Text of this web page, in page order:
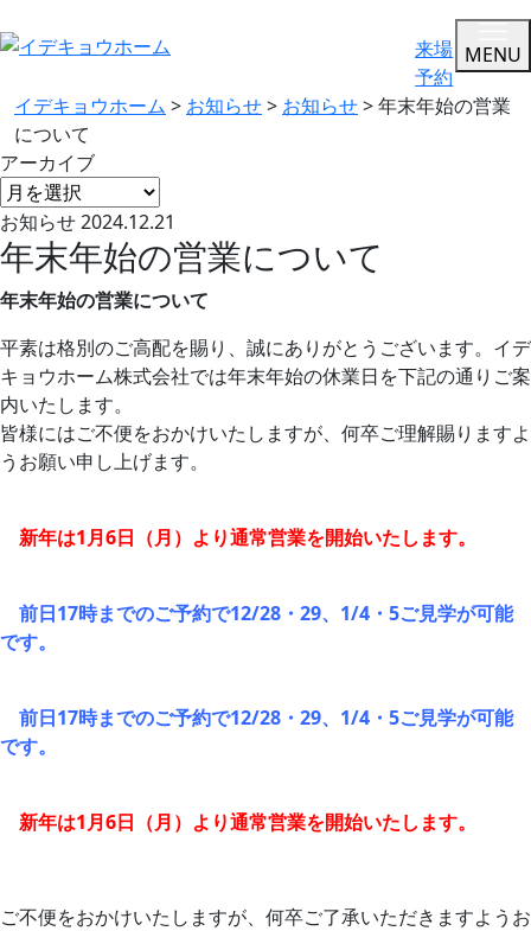
来場
予約
MENU
イデキョウホーム > お知らせ> お知らせ>年末年始の営業
について
アーカイブ
お知らせ2024.12.21
年末年始の営業について
年末年始の営業について
平素は格別のご高配を賜り、誠にありがとうございます。イデ
キョウホーム株式会社では年末年始の休業日を下記の通りご案
内いたします。
皆様にはご不便をおかけいたしますが、何卒ご理解賜りますよ
うお願い申し上げます。
新年は1月6日（月）より通常営業を開始いたします。
前日17時までのご予約で12/28・29、1/4・5ご見学が可能
です。
前日17時までのご予約で12/28・29、1/4・5ご見学が可能
です。
新年は1月6日（月）より通常営業を開始いたします。
ご不便をおかけいたしますが、何卒ご了承いただきますようお